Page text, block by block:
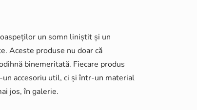
un somn liniștit și un
Aceste produse nu doar că
binemeritată. Fiecare produs
accesoriu util, ci și într-un material
jos, în galerie.